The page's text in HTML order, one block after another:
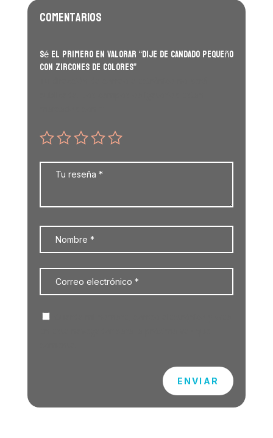
Comentarios
Sé el primero en valorar “Dije de candado pequeño
con zircones de colores”
ENVIAR